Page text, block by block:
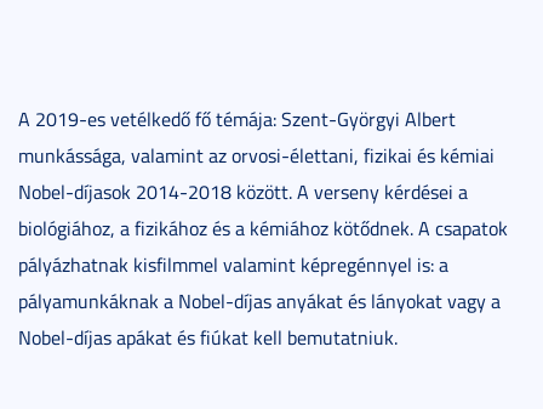
A 2019-es vetélkedő fő témája: Szent-Györgyi Albert
munkássága, valamint az orvosi-élettani, fizikai és kémiai
Nobel-díjasok 2014-2018 között. A verseny kérdései a
biológiához, a fizikához és a kémiához kötődnek. A csapatok
pályázhatnak kisfilmmel valamint képregénnyel is: a
pályamunkáknak a Nobel-díjas anyákat és lányokat vagy a
Nobel-díjas apákat és fiúkat kell bemutatniuk.